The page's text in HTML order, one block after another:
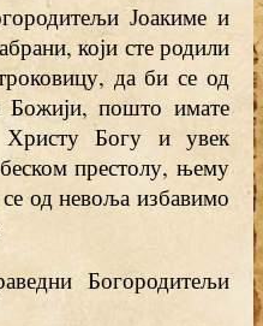
Јоакиме и
који сте родили
да би се од
пошто имате
Христу Богу и увек
престолу, њему
од невоља избавимо
Богородитељи